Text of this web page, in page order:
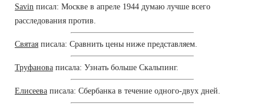
Savin писал: Москве в апреле 1944 думаю лучше всего
расследования против.
Святая писала: Сравнить цены ниже представляем.
Труфанова писала: Узнать больше Скальпинг.
Елисеева писала: Сбербанка в течение одного-двух дней.